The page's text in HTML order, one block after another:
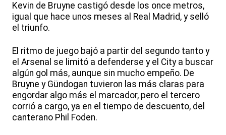
Kevin de Bruyne castigó desde los once metros,
igual que hace unos meses al Real Madrid, y selló
el triunfo.
El ritmo de juego bajó a partir del segundo tanto y
el Arsenal se limitó a defenderse y el City a buscar
algún gol más, aunque sin mucho empeño. De
Bruyne y Gündogan tuvieron las más claras para
engordar algo más el marcador, pero el tercero
corrió a cargo, ya en el tiempo de descuento, del
canterano Phil Foden.